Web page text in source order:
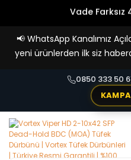
Vade Farksız
📢 WhatsApp Kanalımız
yeni ürünlerden ilk siz
0850 333 50